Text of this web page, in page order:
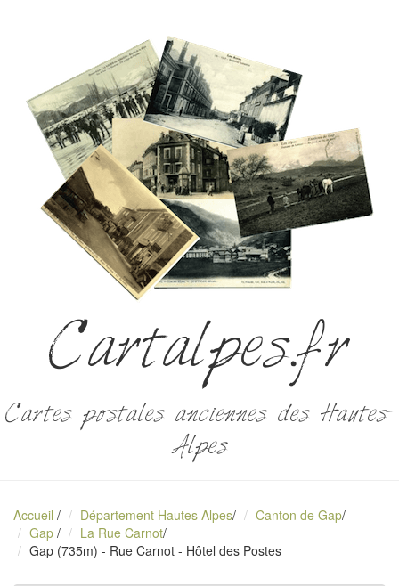
Cartalpes.fr
Cartes postales anciennes des Hautes-
Alpes
Accueil / Département Hautes Alpes/ Canton de Gap/
Gap / La Rue Carnot/
Gap (735m) - Rue Carnot - Hôtel des Postes